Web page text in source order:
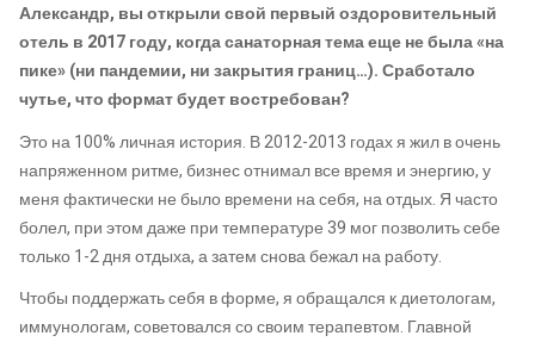
Александр, вы открыли свой первый оздоровительный
отель в 2017 году, когда санаторная тема еще не была «на
пике» (ни пандемии, ни закрытия границ…). Сработало
чутье, что формат будет востребован?
Это на 100% личная история. В 2012-2013 годах я жил в очень
напряженном ритме, бизнес отнимал все время и энергию, у
меня фактически не было времени на себя, на отдых. Я часто
болел, при этом даже при температуре 39 мог позволить себе
только 1-2 дня отдыха, а затем снова бежал на работу.
Чтобы поддержать себя в форме, я обращался к диетологам,
иммунологам, советовался со своим терапевтом. Главной